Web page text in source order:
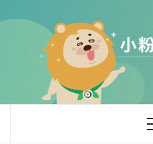
to
LEO'Ｓ LIFE